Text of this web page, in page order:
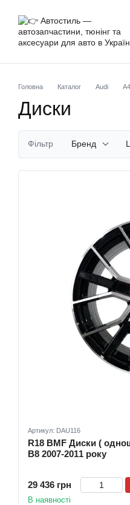
Головна Каталог Audi
Диски
Фільтр Бренд
Артикул: DAU116
R18 BMF Диски (
B8 2007-2011 року
29 436 грн
В наявності